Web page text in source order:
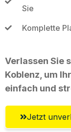
Sie
Komplette
Verlassen Sie
Koblenz, um
einfach und
Jetzt